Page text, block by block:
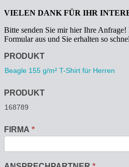
VIELEN DANK FÜR IHR
Bitte senden Sie mir hier Ihre Anfrage!
Formular aus und Sie erhalten so
Anfrage
PRODUKT
PRODUKT
FIRMA *